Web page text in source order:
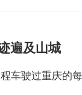
遍及山城
车驶过重庆的